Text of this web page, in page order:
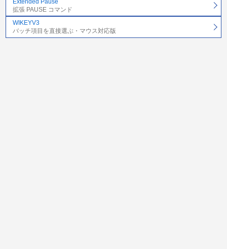
Extended Pause
拡張 PAUSE コマンド
WIKEYV3
バッチ項目を直接選ぶ・マウス対応版